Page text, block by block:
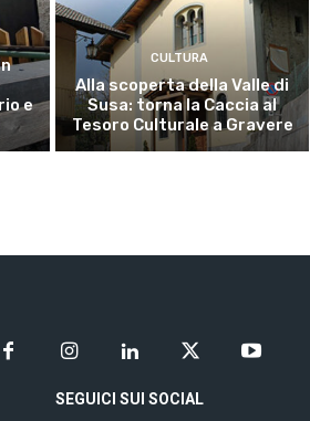
e
CULTURA
Alla scoperta della Valle di
Susa: torna la Caccia al
Tesoro Culturale a Gravere
SEGUICI SUI SOCIAL